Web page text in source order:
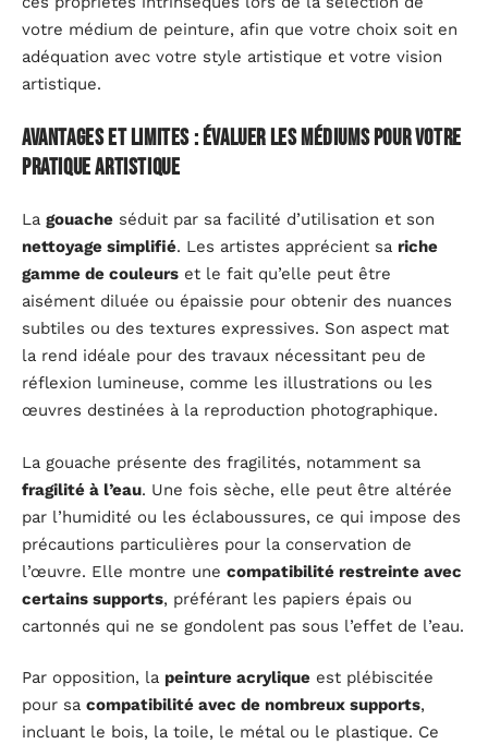
votre médium de peinture, afin que votre choix soit en
adéquation avec votre style artistique et votre vision
artistique.
Avantages et limites : évaluer les médiums pour votre
pratique artistique
La gouache séduit par sa facilité d’utilisation et son
nettoyage simplifié. Les artistes apprécient sa riche
gamme de couleurs et le fait qu’elle peut être
aisément diluée ou épaissie pour obtenir des nuances
subtiles ou des textures expressives. Son aspect mat
la rend idéale pour des travaux nécessitant peu de
réflexion lumineuse, comme les illustrations ou les
œuvres destinées à la reproduction photographique.
La gouache présente des fragilités, notamment sa
fragilité à l’eau. Une fois sèche, elle peut être altérée
par l’humidité ou les éclaboussures, ce qui impose des
précautions particulières pour la conservation de
l’œuvre. Elle montre une compatibilité restreinte avec
certains supports, préférant les papiers épais ou
cartonnés qui ne se gondolent pas sous l’effet de l’eau.
Par opposition, la peinture acrylique est plébiscitée
pour sa compatibilité avec de nombreux supports,
incluant le bois, la toile, le métal ou le plastique. Ce